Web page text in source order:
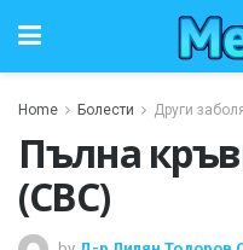
Home Болести Други
Пълна
(CBC)